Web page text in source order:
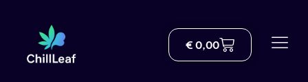
Comprar
€ 0,00